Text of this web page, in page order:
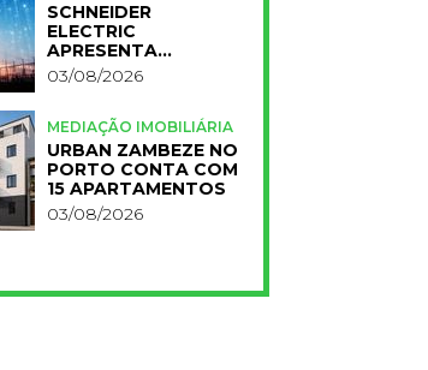
SCHNEIDER
ELECTRIC
APRESENTA
PRIMEIROS
RESULTADOS DO
03/08/2026
MEDIAÇÃO IMOBILIÁRIA
URBAN ZAMBEZE NO
PORTO CONTA COM
15 APARTAMENTOS
03/08/2026